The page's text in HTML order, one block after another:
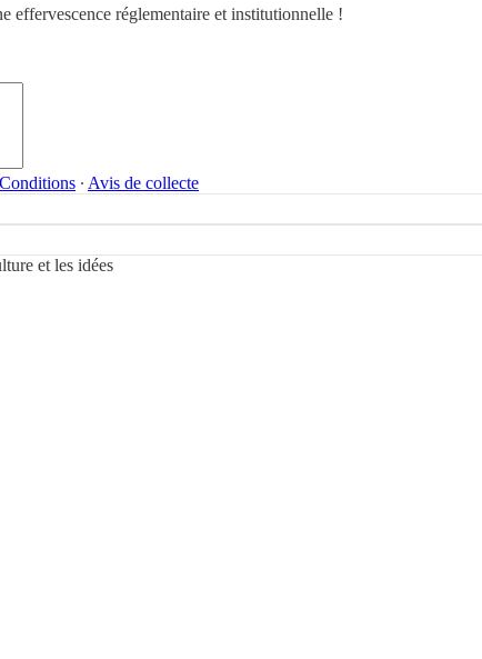
effervescence réglementaire et institutionnelle !
Conditions ∙ Avis de collecte
et les idées